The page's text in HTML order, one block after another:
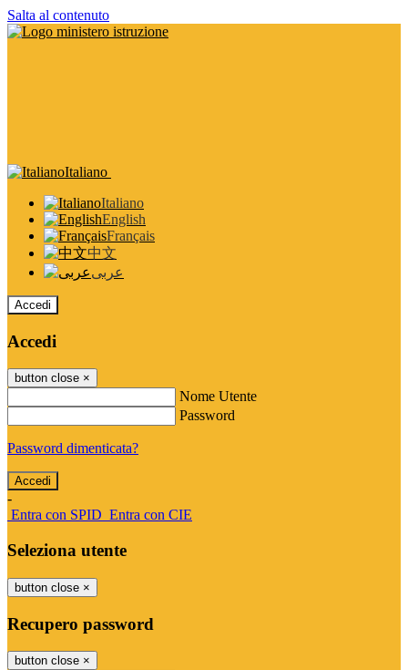
Salta al contenuto
Italiano
Italiano
English
Français
中文
عربى
Accedi
Accedi
button close ×
Nome Utente
Password
Password dimenticata?
-
Entra con SPID Entra con CIE
Seleziona utente
button close ×
Recupero password
button close ×